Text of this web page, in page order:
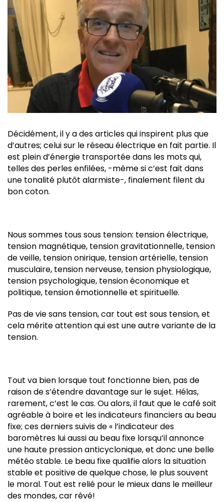
Décidément, il y a des articles qui inspirent plus que
d’autres; celui sur le réseau électrique en fait partie. Il
est plein d’énergie transportée dans les mots qui,
telles des perles enfilées, -même si c’est fait dans
une tonalité plutôt alarmiste-, finalement filent du
bon coton.
Nous sommes tous sous tension: tension électrique,
tension magnétique, tension gravitationnelle, tension
de veille, tension onirique, tension artérielle, tension
musculaire, tension nerveuse, tension physiologique,
tension psychologique, tension économique et
politique, tension émotionnelle et spirituelle.
Pas de vie sans tension, car tout est sous tension, et
cela mérite attention qui est une autre variante de la
tension.
Tout va bien lorsque tout fonctionne bien, pas de
raison de s’étendre davantage sur le sujet. Hélas,
rarement, c’est le cas. Ou alors, il faut que le café soit
agréable à boire et les indicateurs financiers au beau
fixe; ces derniers suivis de « l’indicateur des
baromètres lui aussi au beau fixe lorsqu’il annonce
une haute pression anticyclonique, et donc une belle
météo stable. Le beau fixe qualifie alors la situation
stable et positive de quelque chose, le plus souvent
le moral. Tout est relié pour le mieux dans le meilleur
des mondes, car rêvé!